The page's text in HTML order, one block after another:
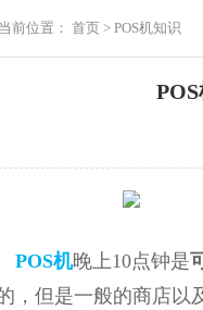
当前位置： 首页 > POS机知识
POS机晚上10点钟是
，但是一般的商店以